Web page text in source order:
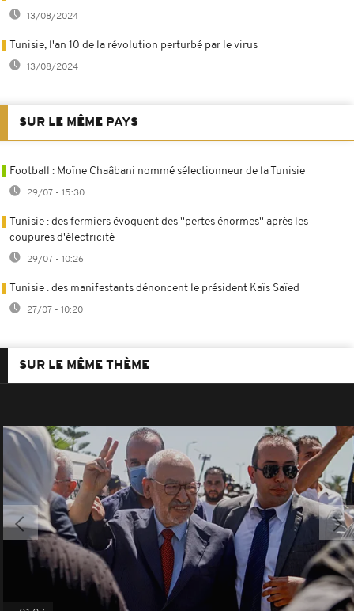
13/08/2024
Tunisie, l'an 10 de la révolution perturbé par le virus
13/08/2024
SUR LE MÊME PAYS
Football : Moïne Chaâbani nommé sélectionneur de la Tunisie
29/07 - 15:30
Tunisie : des fermiers évoquent des ''pertes énormes'' après les
coupures d'électricité
29/07 - 10:26
Tunisie : des manifestants dénoncent le président Kaïs Saïed
27/07 - 10:20
SUR LE MÊME THÈME